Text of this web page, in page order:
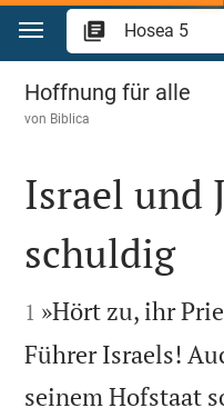
Zum Inhalt springen
Hosea 5
Hoffnung für alle
von Biblica

Israel und
schuldig

1 »Hört zu, ihr
Führer Israels!
seinem Hofstaat